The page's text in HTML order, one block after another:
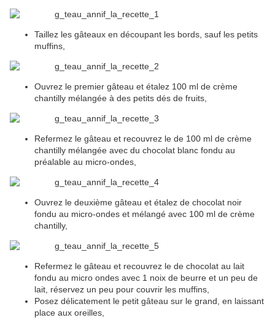
Taillez les gâteaux en découpant les bords, sauf les petits
muffins,
Ouvrez le premier gâteau et étalez 100 ml de crème
chantilly mélangée à des petits dés de fruits,
Refermez le gâteau et recouvrez le de 100 ml de crème
chantilly mélangée avec du chocolat blanc fondu au
préalable au micro-ondes,
Ouvrez le deuxième gâteau et étalez de chocolat noir
fondu au micro-ondes et mélangé avec 100 ml de crème
chantilly,
Refermez le gâteau et recouvrez le de chocolat au lait
fondu au micro ondes avec 1 noix de beurre et un peu de
lait, réservez un peu pour couvrir les muffins,
Posez délicatement le petit gâteau sur le grand, en laissant
place aux oreilles,